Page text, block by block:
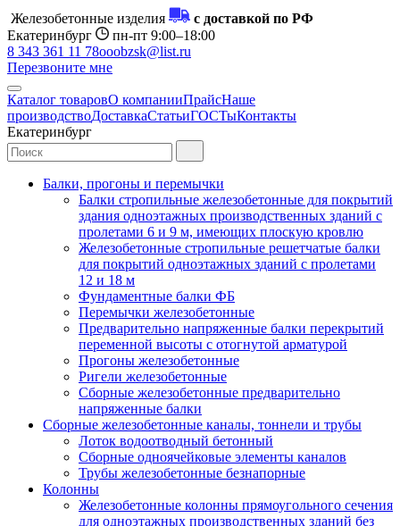
Железобетонные изделия
с доставкой по РФ
Екатеринбург
пн-пт 9:00–18:00
8 343 361 11 78ooobzsk@list.ru
Перезвоните мне
Каталог товаровО компанииПрайсНаше
производствоДоставкаСтатьиГОСТыКонтакты
Екатеринбург
Балки, прогоны и перемычки
Балки стропильные железобетонные для покрытий
здания одноэтажных производственных зданий с
пролетами 6 и 9 м, имеющих плоскую кровлю
Железобетонные стропильные решетчатые балки
для покрытий одноэтажных зданий с пролетами
12 и 18 м
Фундаментные балки ФБ
Перемычки железобетонные
Предварительно напряженные балки перекрытий
переменной высоты с отогнутой арматурой
Прогоны железобетонные
Ригели железобетонные
Сборные железобетонные предварительно
напряженные балки
Сборные железобетонные каналы, тоннели и трубы
Лоток водоотводный бетонный
Сборные одноячейковые элементы каналов
Трубы железобетонные безнапорные
Колонны
Железобетонные колонны прямоугольного сечения
для одноэтажных производственных зданий без